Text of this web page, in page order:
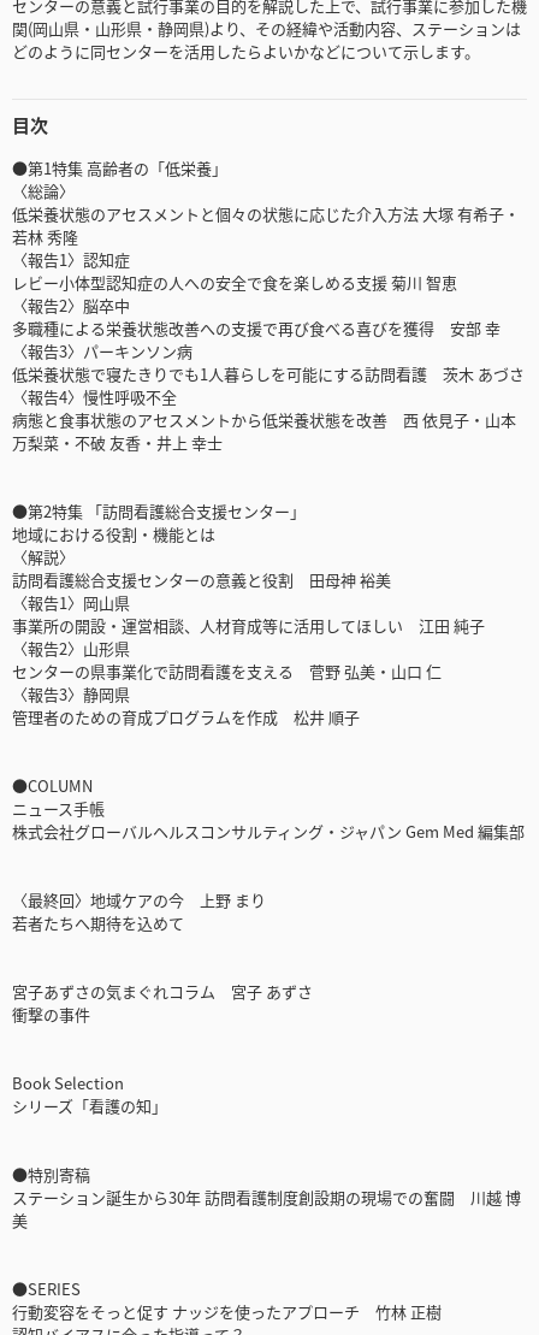
センターの意義と試行事業の目的を解説した上で、試行事業に参加した機
関(岡山県・山形県・静岡県)より、その経緯や活動内容、ステーションは
どのように同センターを活用したらよいかなどについて示します。
目次
●第1特集 高齢者の「低栄養」
〈総論〉
低栄養状態のアセスメントと個々の状態に応じた介入方法 大塚 有希子・
若林 秀隆
〈報告1〉認知症
レビー小体型認知症の人への安全で食を楽しめる支援 菊川 智恵
〈報告2〉脳卒中
多職種による栄養状態改善への支援で再び食べる喜びを獲得 安部 幸
〈報告3〉パーキンソン病
低栄養状態で寝たきりでも1人暮らしを可能にする訪問看護 茨木 あづさ
〈報告4〉慢性呼吸不全
病態と食事状態のアセスメントから低栄養状態を改善 西 依見子・山本
万梨菜・不破 友香・井上 幸士
●第2特集 「訪問看護総合支援センター」
地域における役割・機能とは
〈解説〉
訪問看護総合支援センターの意義と役割 田母神 裕美
〈報告1〉岡山県
事業所の開設・運営相談、人材育成等に活用してほしい 江田 純子
〈報告2〉山形県
センターの県事業化で訪問看護を支える 菅野 弘美・山口 仁
〈報告3〉静岡県
管理者のための育成プログラムを作成 松井 順子
●COLUMN
ニュース手帳
株式会社グローバルヘルスコンサルティング・ジャパン Gem Med 編集部
〈最終回〉地域ケアの今 上野 まり
若者たちへ期待を込めて
宮子あずさの気まぐれコラム 宮子 あずさ
衝撃の事件
Book Selection
シリーズ「看護の知」
●特別寄稿
ステーション誕生から30年 訪問看護制度創設期の現場での奮闘 川越 博
美
●SERIES
行動変容をそっと促す ナッジを使ったアプローチ 竹林 正樹